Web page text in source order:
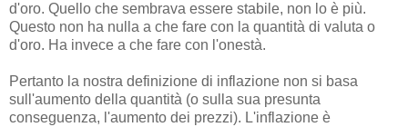
d'oro. Quello che sembrava essere stabile, non lo è più.
Questo non ha nulla a che fare con la quantità di valuta o
d'oro. Ha invece a che fare con l'onestà.
Pertanto la nostra definizione di inflazione non si basa
sull'aumento della quantità (o sulla sua presunta
conseguenza, l'aumento dei prezzi). L'inflazione è